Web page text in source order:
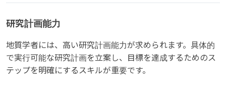
研究計画能力
地質学者には、高い研究計画能力が求められます。具体的
で実行可能な研究計画を立案し、目標を達成するためのス
テップを明確にするスキルが重要です。